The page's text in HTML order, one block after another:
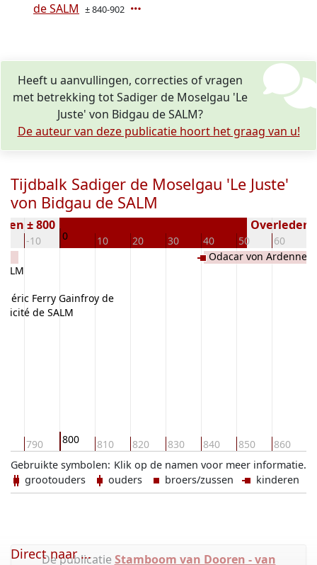
de SALM ± 840-902
Heeft u aanvullingen, correcties of vragen
met betrekking tot Sadiger de Moselgau 'Le
Juste' von Bidgau de SALM?
De auteur van deze publicatie hoort het graag van u!
Tijdbalk Sadiger de Moselgau 'Le Juste'
von Bidgau de SALM
-10 0 10 20 30 40 50 60
± 800 Overleden
790 800 810 820 830 840 850 860
Ferry Gainfroy de
de SALM
Odacar von
Klik op de namen voor meer informatie.
Gebruikte symbolen:
grootouders
ouders broers/zussen kinderen
De publicatie Stamboom van Dooren - van
Direct naar ...